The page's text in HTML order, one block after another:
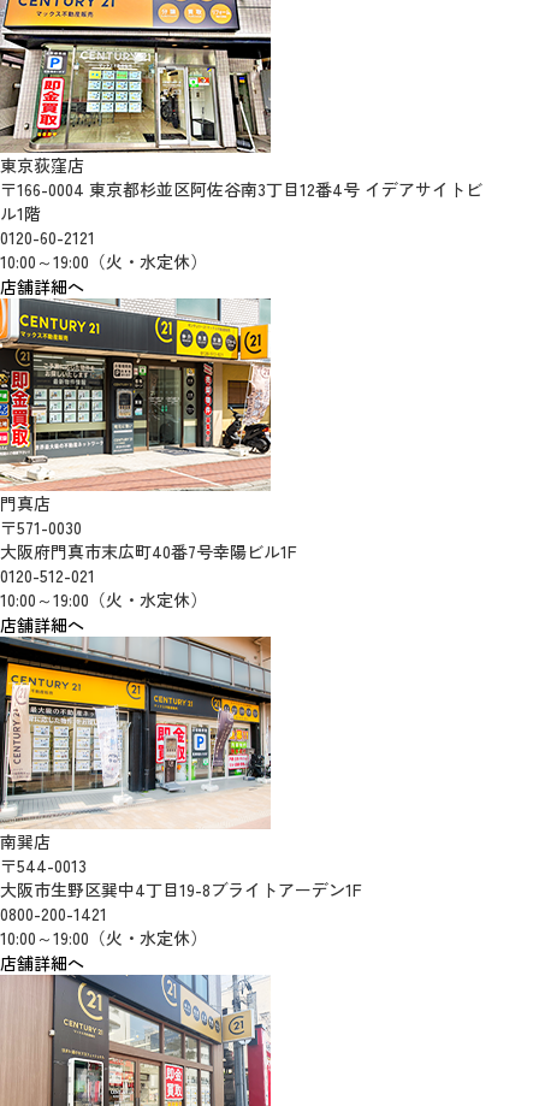
東京荻窪店
〒166-0004 東京都杉並区阿佐谷南3丁目12番4号 イデアサイトビ
ル1階
0120-60-2121
10:00～19:00（火・水定休）
店舗詳細へ
門真店
〒571-0030
大阪府門真市末広町40番7号幸陽ビル1F
0120-512-021
10:00～19:00（火・水定休）
店舗詳細へ
南巽店
〒544-0013
大阪市生野区巽中4丁目19-8ブライトアーデン1F
0800-200-1421
10:00～19:00（火・水定休）
店舗詳細へ